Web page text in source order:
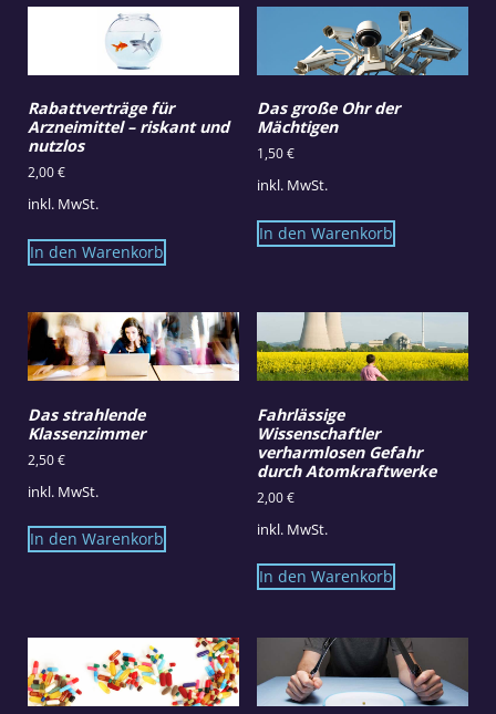
Rabattverträge für
Arzneimittel – riskant und
nutzlos
2,00€
inkl. MwSt.
In den Warenkorb
Das große Ohr der
Mächtigen
1,50€
inkl. MwSt.
In den Warenkorb
Das strahlende
Klassenzimmer
2,50€
inkl. MwSt.
In den Warenkorb
Fahrlässige
Wissenschaftler
verharmlosen Gefahr
durch Atomkraftwerke
2,00€
inkl. MwSt.
In den Warenkorb